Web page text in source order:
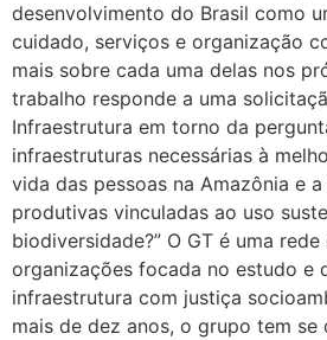
desenvolvimento do Brasil como
cuidado, serviços e organização
mais sobre cada uma delas nos
trabalho responde a uma
Infraestrutura em torno da
infraestruturas necessárias à
vida das pessoas na Amazônia e
produtivas vinculadas ao uso
biodiversidade?” O GT é uma
organizações focada no estudo e
infraestrutura com justiça
mais de dez anos, o grupo tem